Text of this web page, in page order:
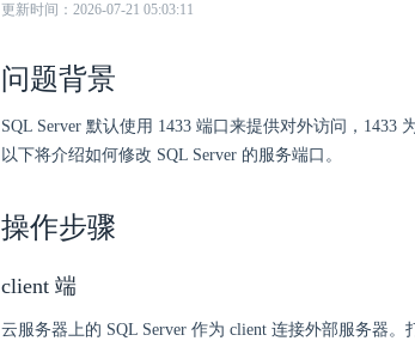
更新时间：2026-07-21 05:03:11
问题背景
SQL Server 默认使用 1433 端口来提供对外访问，1433
以下将介绍如何修改 SQL Server 的服务端口。
操作步骤
client 端
云服务器上的 SQL Server 作为 client 连接外部服务器